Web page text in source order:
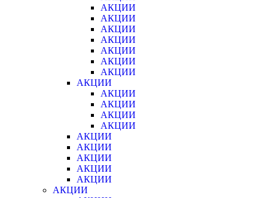
АКЦИИ
АКЦИИ
АКЦИИ
АКЦИИ
АКЦИИ
АКЦИИ
АКЦИИ
АКЦИИ
АКЦИИ
АКЦИИ
АКЦИИ
АКЦИИ
АКЦИИ
АКЦИИ
АКЦИИ
АКЦИИ
АКЦИИ
АКЦИИ